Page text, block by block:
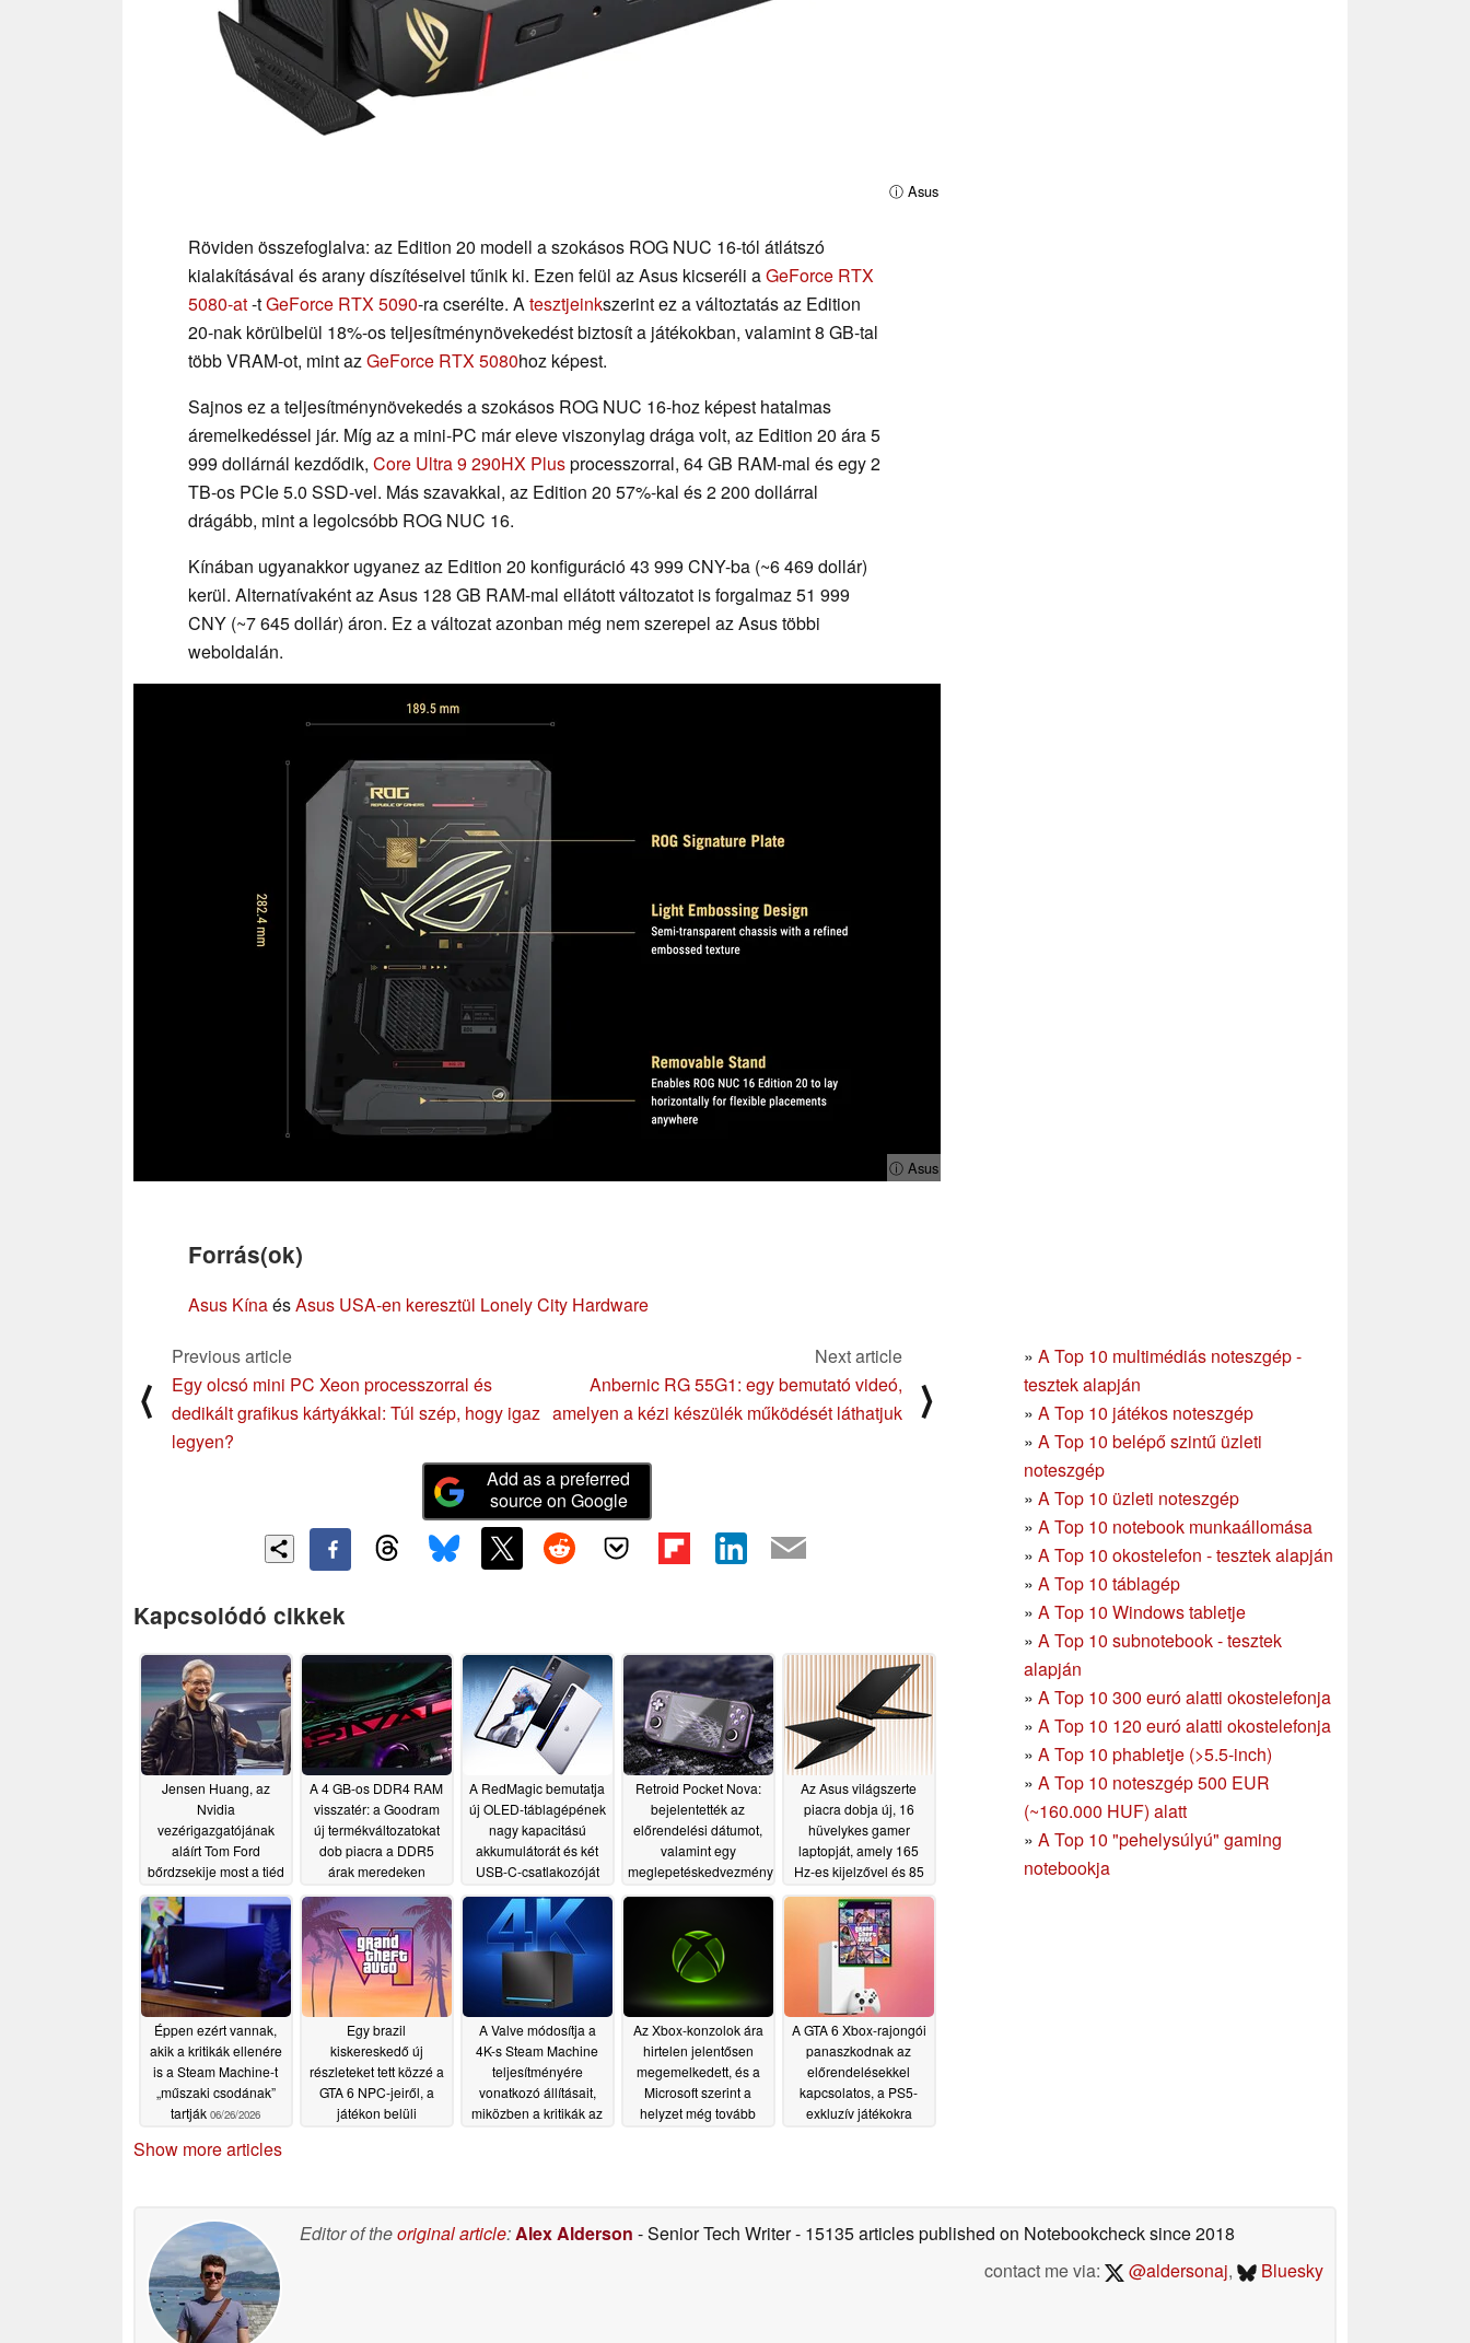
ⓘ Asus
Röviden összefoglalva: az Edition 20 modell a szokásos ROG NUC 16-tól átlátszó
kialakításával és arany díszítéseivel tűnik ki. Ezen felül az Asus kicseréli aGeForce RTX
5080-at-tGeForce RTX 5090-ra cserélte. Atesztjeinkszerint ez a változtatás az Edition
20-nak körülbelül 18%-os teljesítménynövekedést biztosít a játékokban, valamint 8 GB-tal
több VRAM-ot, mint azGeForce RTX 5080hoz képest.
Sajnos ez a teljesítménynövekedés a szokásos ROG NUC 16-hoz képest hatalmas
áremelkedéssel jár. Míg az a mini-PC már eleve viszonylag drága volt, az Edition 20 ára 5
999 dollárnál kezdődik, Core Ultra 9 290HX Plusprocesszorral, 64 GB RAM-mal és egy 2
TB-os PCIe 5.0 SSD-vel. Más szavakkal, az Edition 20 57%-kal és 2 200 dollárral
drágább, mint a legolcsóbb ROG NUC 16.
Kínában ugyanakkor ugyanez az Edition 20 konfiguráció 43 999 CNY-ba (~6 469 dollár)
kerül. Alternatívaként az Asus 128 GB RAM-mal ellátott változatot is forgalmaz 51 999
CNY (~7 645 dollár) áron. Ez a változat azonban még nem szerepel az Asus többi
weboldalán.
ⓘ Asus
Forrás(ok)
Asus KínaésAsus USA-en keresztül Lonely City Hardware
» A Top 10 multimédiás noteszgép -
tesztek alapján
» A Top 10 játékos noteszgép
» A Top 10 belépő szintű üzleti
noteszgép
» A Top 10 üzleti noteszgép
» A Top 10 notebook munkaállomása
» A Top 10 okostelefon - tesztek alapján
» A Top 10 táblagép
» A Top 10 Windows tabletje
» A Top 10 subnotebook - tesztek
alapján
» A Top 10 300 euró alatti okostelefonja
» A Top 10 120 euró alatti okostelefonja
» A Top 10 phabletje (>5.5-inch)
» A Top 10 noteszgép 500 EUR
(~160.000 HUF) alatt
» A Top 10 "pehelysúlyú" gaming
notebookja
⟨
Previous article
Egy olcsó mini PC Xeon processzorral és
dedikált grafikus kártyákkal: Túl szép, hogy igaz
legyen?
Next article
Anbernic RG 55G1: egy bemutató videó,
amelyen a kézi készülék működését láthatjuk
⟩
Add as a preferred
source on Google
Kapcsolódó cikkek
Jensen Huang, az
Nvidia
vezérigazgatójának
aláírt Tom Ford
bőrdzsekije most a tiéd
5090 grafikus kártya
áráért
A 4 GB-os DDR4 RAM
visszatér: a Goodram
új termékváltozatokat
dob piacra a DDR5
árak meredeken
közepette
06/28/2026
A RedMagic bemutatja
új OLED-táblagépének
nagy kapacitású
akkumulátorát és két
USB-C-csatlakozóját
06/26/2026
Retroid Pocket Nova:
bejelentették az
előrendelési dátumot,
valamint egy
meglepetéskedvezményt
06/26/2026
Az Asus világszerte
piacra dobja új, 16
hüvelykes gamer
laptopját, amely 165
Hz-es kijelzővel és 85
kártyákkal rendelkezik
06/26/2026
Éppen ezért vannak,
akik a kritikák ellenére
is a Steam Machine-t
„műszaki csodának”
tartják 06/26/2026
Egy brazil
kiskereskedő új
részleteket tett közzé a
GTA 6 NPC-jeiről, a
játékon belüli
A Valve módosítja a
4K-s Steam Machine
teljesítményére
vonatkozó állításait,
miközben a kritikák az
Az Xbox-konzolok ára
hirtelen jelentősen
megemelkedett, és a
Microsoft szerint a
helyzet még tovább
A GTA 6 Xbox-rajongói
panaszkodnak az
előrendelésekkel
kapcsolatos, a PS5-
exkluzív játékokra
Show more articles
Editor of theoriginal article:Alex Alderson - Senior Tech Writer- 15135 articles published on Notebookchecksince 2018
contact me via:
@aldersonaj, Bluesky